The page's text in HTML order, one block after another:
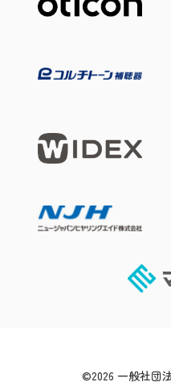
©2026 一般社団